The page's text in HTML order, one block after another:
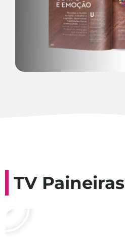
TV Paineiras